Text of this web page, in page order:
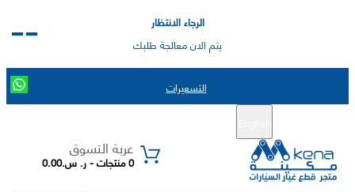
الرجاء الانتظار
يتم الان معالجة طلبك
التسعيرات
عربة التسوق
0 منتجات - ر. س.0.00